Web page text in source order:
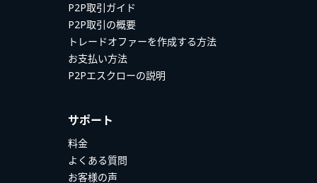
P2P取引ガイド
P2P取引の概要
トレードオファーを作成する方法
お支払い方法
P2Pエスクローの説明
サポート
料金
よくある質問
お客様の声